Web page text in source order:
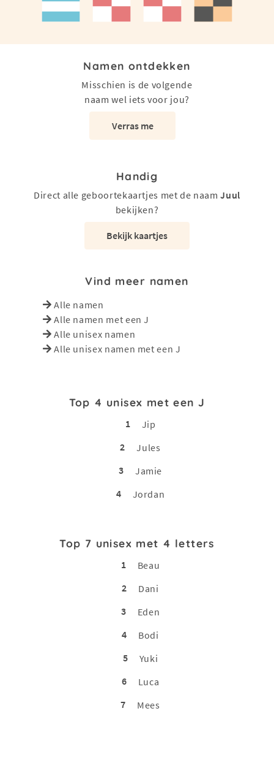
Namen ontdekken
Misschien is de volgende
naam wel iets voor jou?
Verras me
Handig
Direct alle geboortekaartjes met de naamJuul
bekijken?
Bekijk kaartjes
Vind meer namen
Alle namen
Alle namen met een J
Alle unisex namen
Alle unisex namen met een J
Top 4 unisex met een J
1
Jip
2
Jules
3
Jamie
4
Jordan
Top 7 unisex met 4 letters
1
Beau
2
Dani
3
Eden
4
Bodi
5
Yuki
6
Luca
7
Mees